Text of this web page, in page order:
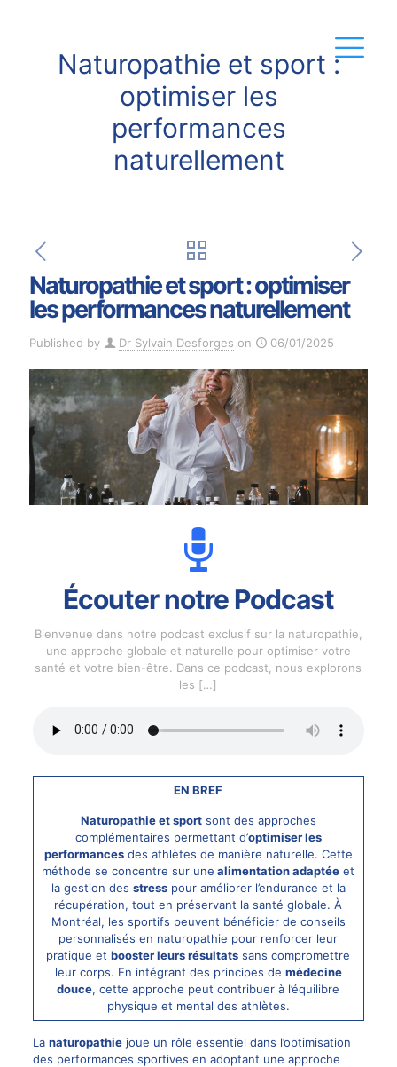
Naturopathie et sport :
optimiser les
performances
naturellement
Naturopathie et sport : optimiser
les performances naturellement
Published by Dr Sylvain Desforges on 06/01/2025
Écouter notre Podcast
Bienvenue dans notre podcast exclusif sur la naturopathie,
une approche globale et naturelle pour optimiser votre
santé et votre bien-être. Dans ce podcast, nous explorons
les […]
EN BREF
Naturopathie et sportsont des approches
complémentaires permettant d’optimiser les
performancesdes athlètes de manière naturelle. Cette
méthode se concentre sur une alimentation adaptée et
la gestion des stresspour améliorer l’endurance et la
récupération, tout en préservant la santé globale. À
Montréal, les sportifs peuvent bénéficier de conseils
personnalisés en naturopathie pour renforcer leur
pratique etbooster leurs résultats sans compromettre
leur corps. En intégrant des principes de médecine
douce, cette approche peut contribuer à l’équilibre
physique et mental des athlètes.
La naturopathiejoue un rôle essentiel dans l’optimisation
des performances sportives en adoptant une approche